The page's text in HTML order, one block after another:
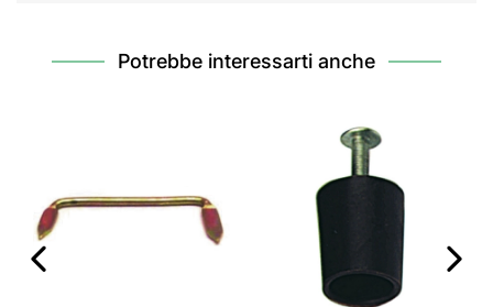
Potrebbe interessarti anche